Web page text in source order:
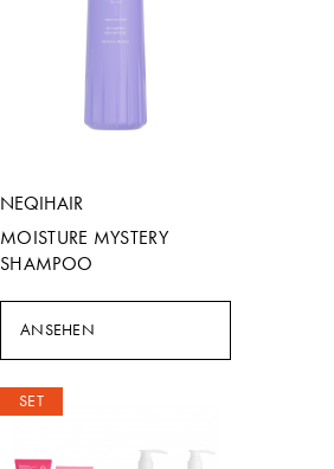
NEQIHAIR
MOISTURE MYSTERY
SHAMPOO
ANSEHEN
SET